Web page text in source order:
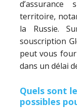
territoire,
la Russie.
souscription
peut vous
dans un délai
Quels sont
possibles